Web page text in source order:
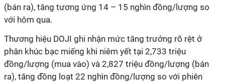
(bán ra), tăng tương ứng 14 – 15 nghìn đồng/lượng so
với hôm qua.
Thương hiệu DOJI ghi nhận mức tăng trưởng rõ rệt ở
phân khúc bạc miếng khi niêm yết tại 2,733 triệu
đồng/lượng (mua vào) và 2,827 triệu đồng/lượng (bán
ra), tăng đồng loạt 22 nghìn đồng/lượng so với phiên